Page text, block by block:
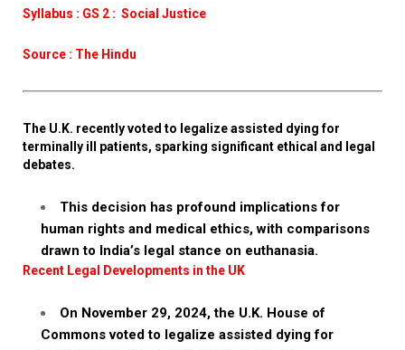
Syllabus : GS 2 : Social Justice
Source : The Hindu
The U.K. recently voted to legalize assisted dying for
terminally ill patients, sparking significant ethical and legal
debates.
This decision has profound implications for
human rights and medical ethics, with comparisons
drawn to India’s legal stance on euthanasia.
Recent Legal Developments in the UK
On November 29, 2024, the U.K. House of
Commons voted to legalize assisted dying for